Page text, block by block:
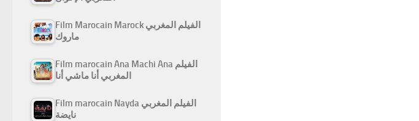
Film Marocain Marock الفيلم المغربي
ماروك
Film marocain Ana Machi Ana الفيلم
المغربي أنا ماشي أنا
Film marocain Nayda الفيلم المغربي
نايضة